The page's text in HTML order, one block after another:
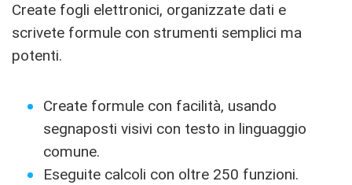
Create fogli elettronici, organizzate dati e
scrivete formule con strumenti semplici ma
potenti.
Create formule con facilità, usando
segnaposti visivi con testo in linguaggio
comune.
Eseguite calcoli con oltre 250 funzioni.